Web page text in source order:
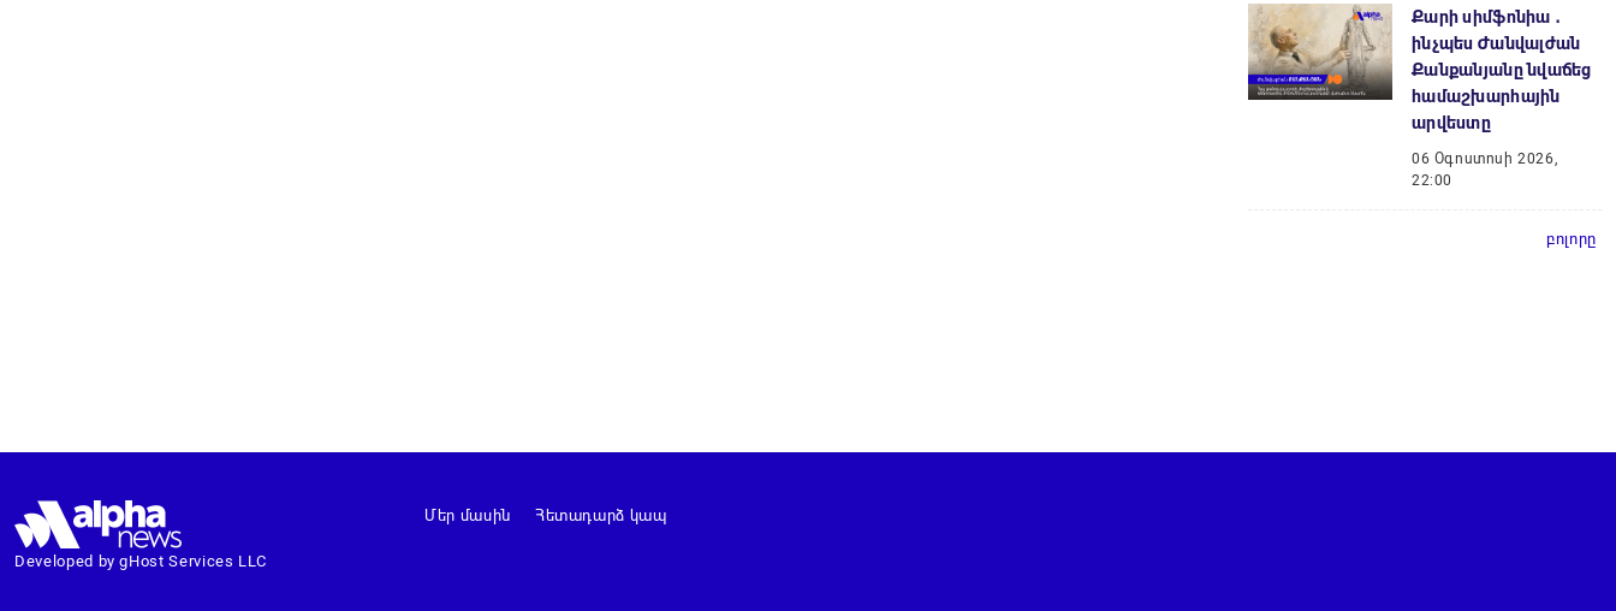
Քարի սիմֆոնիա ․
ինչպես Ժանվալժան
Քանքանյանը նվաճեց
համաշխարհային
արվեստը
06 Օգոստոսի 2026,
22:00
բոլորը
Developed by gHost Services LLC
Մեր մասին Հետադարձ կապ